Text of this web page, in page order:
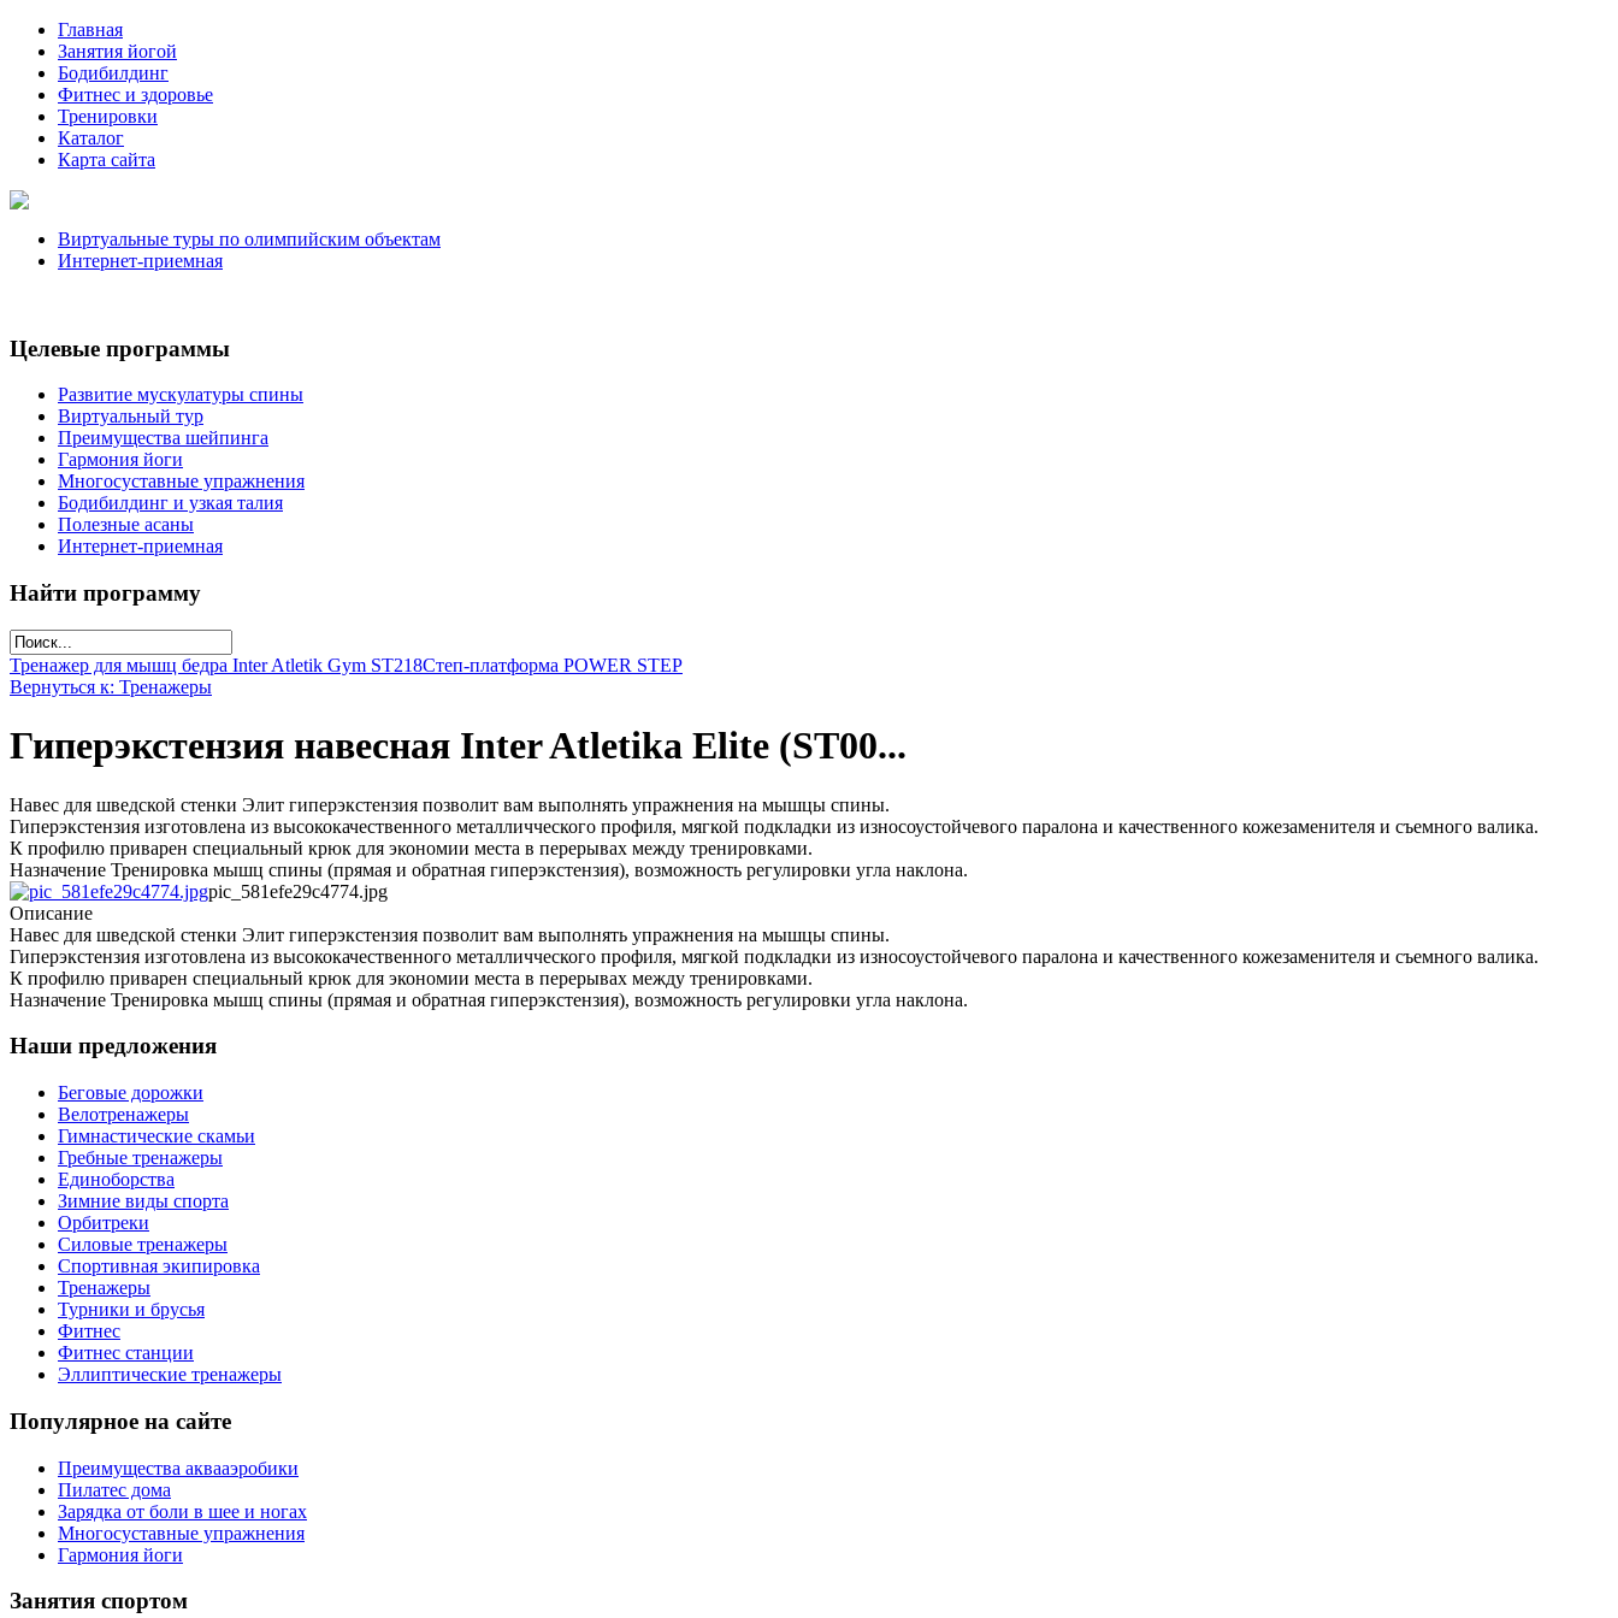
Главная
Занятия йогой
Бодибилдинг
Фитнес и здоровье
Тренировки
Каталог
Карта сайта
Виртуальные туры по олимпийским объектам
Интернет-приемная
Целевые программы
Развитие мускулатуры спины
Виртуальный тур
Преимущества шейпинга
Гармония йоги
Многосуставные упражнения
Бодибилдинг и узкая талия
Полезные асаны
Интернет-приемная
Найти программу
Тренажер для мышц бедра Inter Atletik Gym ST218Степ-платформа POWER STEP
Вернуться к: Тренажеры
Гиперэкстензия навесная Inter Atletika Elite (SТ00...
Навес для шведской стенки Элит гиперэкстензия позволит вам выполнять упражнения на мышцы спины.
Гиперэкстензия изготовлена из высококачественного металличческого профиля, мягкой подкладки из износоустойчевого паралона и качественного кожезаменителя и съемного валика.
К профилю приварен специальный крюк для экономии места в перерывах между тренировками.
Назначение Тренировка мышц спины (прямая и обратная гиперэкстензия), возможность регулировки угла наклона.
pic_581efe29c4774.jpg
Описание
Навес для шведской стенки Элит гиперэкстензия позволит вам выполнять упражнения на мышцы спины.
Гиперэкстензия изготовлена из высококачественного металличческого профиля, мягкой подкладки из износоустойчевого паралона и качественного кожезаменителя и съемного валика.
К профилю приварен специальный крюк для экономии места в перерывах между тренировками.
Назначение Тренировка мышц спины (прямая и обратная гиперэкстензия), возможность регулировки угла наклона.
Наши предложения
Беговые дорожки
Велотренажеры
Гимнастические скамьи
Гребные тренажеры
Единоборства
Зимние виды спорта
Орбитреки
Силовые тренажеры
Спортивная экипировка
Тренажеры
Турники и брусья
Фитнес
Фитнес станции
Эллиптические тренажеры
Популярное на сайте
Преимущества аквааэробики
Пилатес дома
Зарядка от боли в шее и ногах
Многосуставные упражнения
Гармония йоги
Занятия спортом